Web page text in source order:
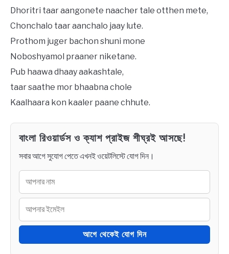
Dhoritri taar aangonete naacher tale otthen mete,
Chonchalo taar aanchalo jaay lute.
Prothom juger bachon shuni mone
Noboshyamol praaner niketane.
Pub haawa dhaay aakashtale,
taar saathe mor bhaabna chole
Kaalhaara kon kaaler paane chhute.
বাংলা রিওয়ার্ডস ও ক্যাশ প্রাইজ শীঘ্রই আসছে!
সবার আগে সুযোগ পেতে এখনই ওয়েটলিস্টে যোগ দিন।
আগে থেকেই যোগ দিন